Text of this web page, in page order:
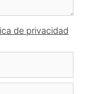
de privacidad